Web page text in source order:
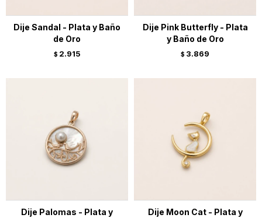
Dije Sandal - Plata y Baño
de Oro
$ 2.915
Dije Pink Butterfly - Plata
y Baño de Oro
$ 3.869
Dije Palomas - Plata y
Dije Moon Cat - Plata y